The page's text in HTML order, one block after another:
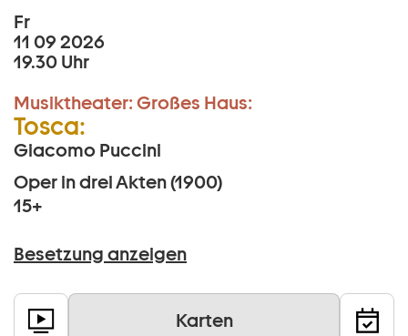
Fr
11 09 2026
19.30 Uhr
Musiktheater: Großes Haus:
Tosca:
Giacomo Puccini
Oper in drei Akten (1900)
15+
Besetzung anzeigen
Karten